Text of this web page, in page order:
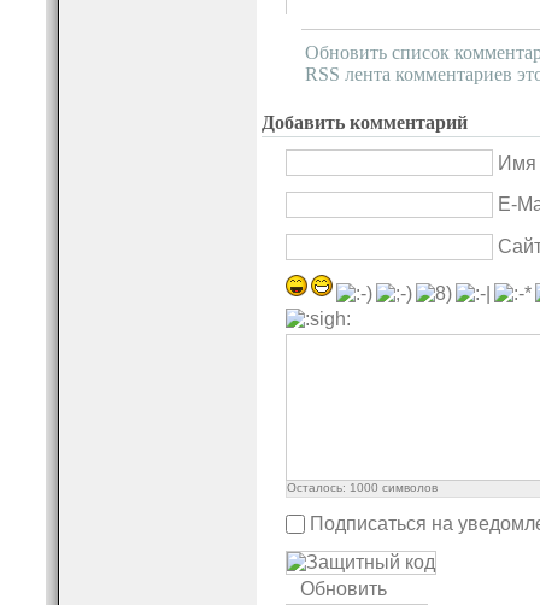
Обновить список
RSS лента комментариев
Добавить комментарий
Имя
E-
Осталось: 1000 символов
Подписаться на
Обновить